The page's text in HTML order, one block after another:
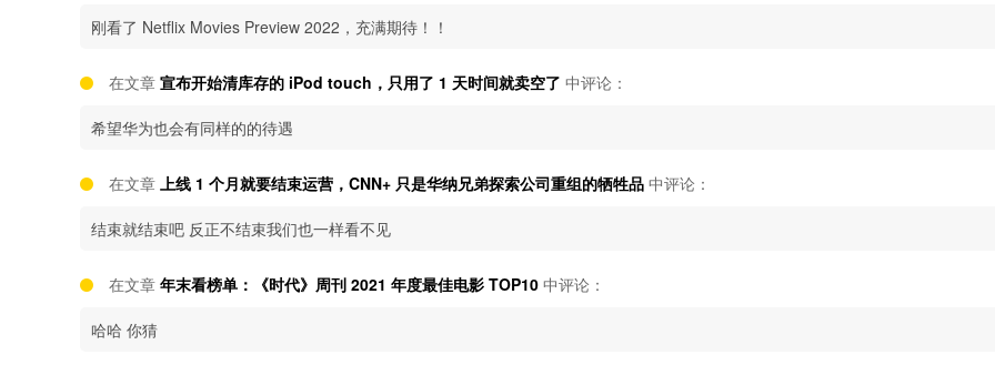
刚看了 Netflix Movies Preview 2022，充满期待！！
在文章 宣布开始清库存的 iPod touch，只用了 1 天时间就卖空了 中评论：
希望华为也会有同样的的待遇
在文章 上线 1 个月就要结束运营，CNN+ 只是华纳兄弟探索公司重组的牺牲品 中评论：
结束就结束吧 反正不结束我们也一样看不见
在文章 年末看榜单：《时代》周刊 2021 年度最佳电影 TOP10 中评论：
哈哈 你猜